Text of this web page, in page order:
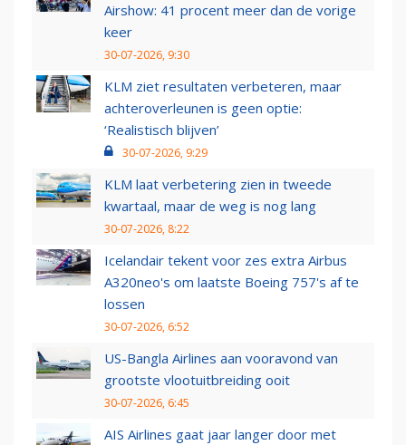
Airshow: 41 procent meer dan de vorige
keer
30-07-2026, 9:30
KLM ziet resultaten verbeteren, maar
achteroverleunen is geen optie:
‘Realistisch blijven’
30-07-2026, 9:29
KLM laat verbetering zien in tweede
kwartaal, maar de weg is nog lang
30-07-2026, 8:22
Icelandair tekent voor zes extra Airbus
A320neo's om laatste Boeing 757's af te
lossen
30-07-2026, 6:52
US-Bangla Airlines aan vooravond van
grootste vlootuitbreiding ooit
30-07-2026, 6:45
AIS Airlines gaat jaar langer door met